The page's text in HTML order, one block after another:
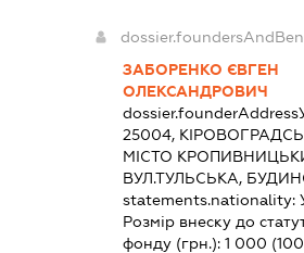
ЗАБОРЕНКО ЄВГЕН
ОЛЕКСАНДРОВИЧ
dossier.founderAddress
25004,
МІСТО
ВУЛ.ТУЛЬСЬКА,
statements.nationality:
Розмір внеску до
фонду (грн.): 1 000